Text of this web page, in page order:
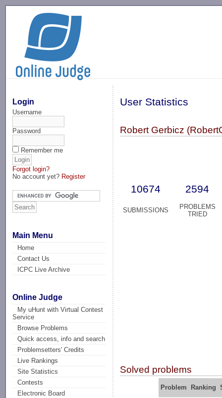
Login
Username
Password
Remember me
Forgot login?
No account yet? Register
Main Menu
Home
Contact Us
ICPC Live Archive
Online Judge
My uHunt with Virtual Contest
Service
Browse Problems
Quick access, info and search
Problemsetters' Credits
Live Rankings
Site Statistics
Contests
Electronic Board
User Statistics
Robert Gerbicz
10674 2594
SUBMISSIONS
PROBLEMS
TRIED
Solved problems
Problem Ranking